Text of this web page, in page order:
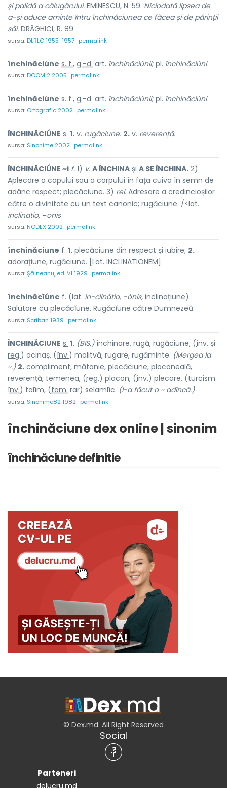
și palidă a călugărului. EMINESCU, N. 59. Niciodată lipsea de
a-și aduce aminte întru închinăciunea ce făcea și de părinții
săi. DRĂGHICI, R. 89.
sursa:DLRLC 1955-1957 permalink
închinăciúne s. f., g.-d. art. închinăciúnii; pl. închinăciúni
sursa:DOOM 2 2005 permalink
închinăciúne s. f., g.-d. art. închinăciúnii;pl. închinăciúni
sursa: Ortografic 2002 permalink
ÎNCHINĂCIÚNE s. 1. v. rugăciune. 2. v. reverență.
sursa: Sinonime 2002 permalink
ÎNCHINĂCIÚNE ~i f. 1) v. A ÎNCHINA și A SE ÎNCHINA. 2)
Aplecare a capului sau a corpului în fața cuiva în semn de
adânc respect; plecăciune. 3) rel. Adresare a credincioșilor
către o divinitate cu un text canonic; rugăciune. /<lat.
inclinatio, ~onis
sursa:NODEX 2002 permalink
închinăciune f. 1. plecăciune din respect și iubire; 2.
adorațiune, rugăciune. [Lat. INCLINATIONEM].
sursa:Șăineanu, ed. VI 1929 permalink
închinăcĭúne f. (lat. in-clinátio, -ónis, inclinațiune).
Salutare cu plecăcĭune. Rugăcĭune către Dumnezeŭ.
sursa: Scriban 1939 permalink
ÎNCHINĂCIUNE s. 1. (BIS.)închinare, rugă, rugăciune, (înv. și
reg.) ocinaș, (înv.) molitvă, rugare, rugăminte. (Mergea la
~.) 2. compliment, mătanie, plecăciune, ploconeală,
reverență, temenea, (reg.) plocon, (înv.) plecare, (turcism
înv.) talîm, (fam. rar) selamlîc. (I-a făcut o ~ adîncă.)
sursa: Sinonime82 1982 permalink
închinăciune dex online | sinonim
închinăciune definitie
© Dex.md. All Right Reserved
Social
Parteneri
delucru.md